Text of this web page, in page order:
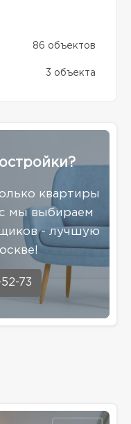
86 объектов
3 объекта
квартиры
мы выбираем
- лучшую
73